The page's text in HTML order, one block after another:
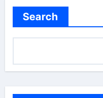
Search